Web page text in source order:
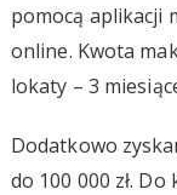
pomocą aplikacji
online. Kwota
lokaty – 3
Dodatkowo
do 100 000 zł.